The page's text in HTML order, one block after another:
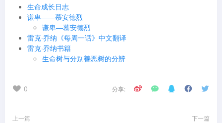
生命成长日志
谦卑——慕安德烈
谦卑—慕安德烈
雷克·乔纳《每周一话》中文翻译
雷克·乔纳书籍
生命树与分别善恶树的分辨
0 分享:
上一篇 下一篇